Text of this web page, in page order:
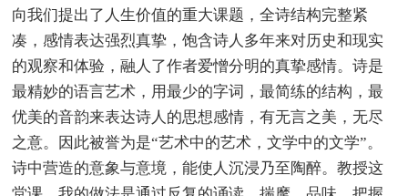
向我们提出了人生价值的重大课题，全诗结构完整紧
凑，感情表达强烈真挚，饱含诗人多年来对历史和现实
的观察和体验，融人了作者爱憎分明的真挚感情。诗是
最精妙的语言艺术，用最少的字词，最简练的结构，最
优美的音韵来表达诗人的思想感情，有无言之美，无尽
之意。因此被誉为是“艺术中的艺术，文学中的文学”。
诗中营造的意象与意境，能使人沉浸乃至陶醉。教授这